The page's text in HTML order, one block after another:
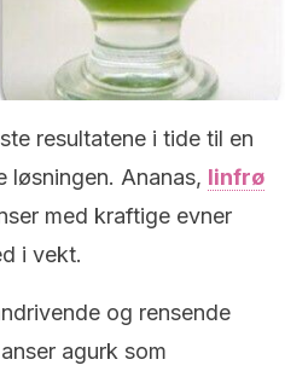
resultatene i tide til en
løsningen. Ananas, linfrø
med kraftige evner
i vekt.
og rensende
agurk som